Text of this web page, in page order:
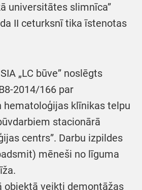
universitātes slimnīca”
II ceturksnī tika īstenotas
„LC būve” noslēgts
2014/166 par
hematoloģijas klīnikas telpu
stacionārā
centrs”. Darbu izpildes
mēneši no līguma
objektā veikti demontāžas